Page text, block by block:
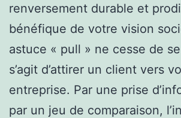
renversement durable et
bénéfique de votre vision
astuce « pull » ne cesse de
s’agit d’attirer un client vers
entreprise. Par une prise
par un jeu de comparaison,